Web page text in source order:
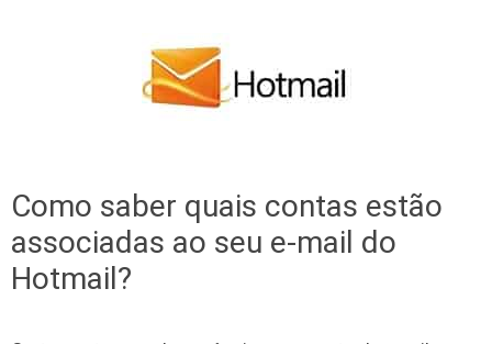
Como saber quais contas estão
associadas ao seu e-mail do
Hotmail?